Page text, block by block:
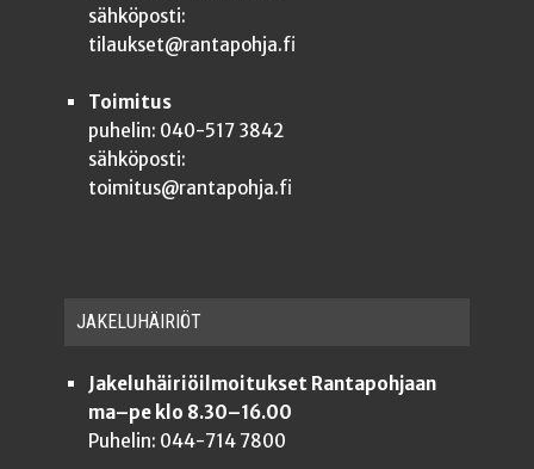
sähköposti:
tilaukset@rantapohja.fi
Toimitus
puhelin: 040-517 3842
sähköposti:
toimitus@rantapohja.fi
JAKE­LU­HÄI­RIÖT
Jakeluhäiriöilmoitukset Rantapohjaan
ma–pe klo 8.30–16.00
Puhelin: 044-714 7800